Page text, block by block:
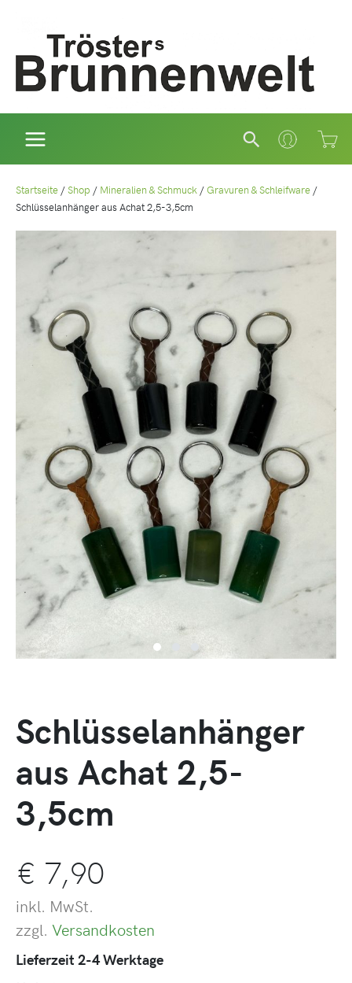
Suchen
Startseite /Shop / Mineralien & Schmuck /Gravuren & Schleifware /
Schlüsselanhänger aus Achat 2,5-3,5cm
Schlüsselanhänger
aus Achat 2,5-
3,5cm
€ 7,90
inkl. MwSt.
zzgl. Versandkosten
Lieferzeit 2-4 Werktage